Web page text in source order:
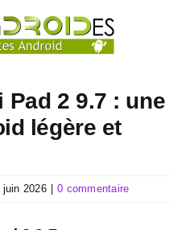
Pad 2 9.7 : une
légère et
juin 2026 0 commentaire